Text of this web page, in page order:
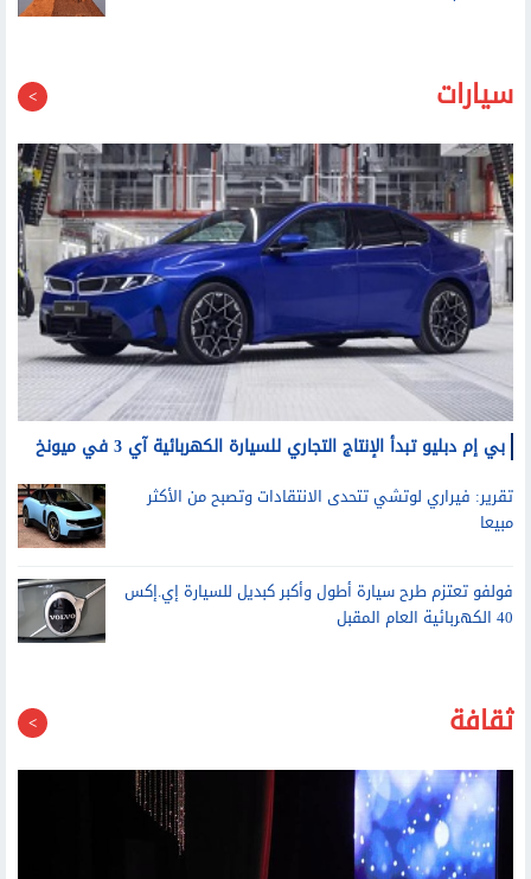
سيارات
بي إم دبليو تبدأ الإنتاج التجاري للسيارة الكهربائية آي 3 في ميونخ
تقرير: فيراري لوتشي تتحدى الانتقادات وتصبح من الأكثر
مبيعا
فولفو تعتزم طرح سيارة أطول وأكبر كبديل للسيارة إي.إكس
ثقافة